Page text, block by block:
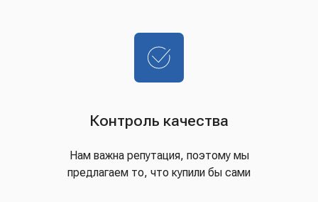
Контроль качества
Нам важна репутация, поэтому мы
предлагаем то, что купили бы сами